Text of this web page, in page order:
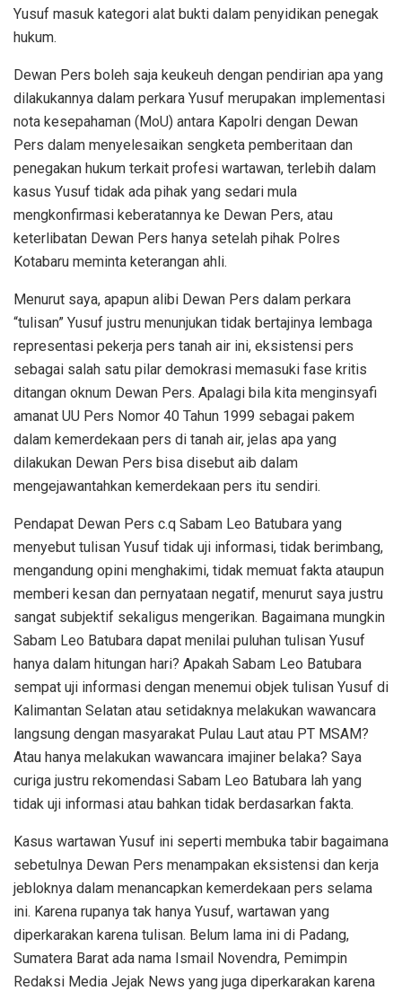
Yusuf masuk kategori alat bukti dalam penyidikan penegak
hukum.
Dewan Pers boleh saja keukeuh dengan pendirian apa yang
dilakukannya dalam perkara Yusuf merupakan implementasi
nota kesepahaman (MoU) antara Kapolri dengan Dewan
Pers dalam menyelesaikan sengketa pemberitaan dan
penegakan hukum terkait profesi wartawan, terlebih dalam
kasus Yusuf tidak ada pihak yang sedari mula
mengkonfirmasi keberatannya ke Dewan Pers, atau
keterlibatan Dewan Pers hanya setelah pihak Polres
Kotabaru meminta keterangan ahli.
Menurut saya, apapun alibi Dewan Pers dalam perkara
“tulisan” Yusuf justru menunjukan tidak bertajinya lembaga
representasi pekerja pers tanah air ini, eksistensi pers
sebagai salah satu pilar demokrasi memasuki fase kritis
ditangan oknum Dewan Pers. Apalagi bila kita menginsyafi
amanat UU Pers Nomor 40 Tahun 1999 sebagai pakem
dalam kemerdekaan pers di tanah air, jelas apa yang
dilakukan Dewan Pers bisa disebut aib dalam
mengejawantahkan kemerdekaan pers itu sendiri.
Pendapat Dewan Pers c.q Sabam Leo Batubara yang
menyebut tulisan Yusuf tidak uji informasi, tidak berimbang,
mengandung opini menghakimi, tidak memuat fakta ataupun
memberi kesan dan pernyataan negatif, menurut saya justru
sangat subjektif sekaligus mengerikan. Bagaimana mungkin
Sabam Leo Batubara dapat menilai puluhan tulisan Yusuf
hanya dalam hitungan hari? Apakah Sabam Leo Batubara
sempat uji informasi dengan menemui objek tulisan Yusuf di
Kalimantan Selatan atau setidaknya melakukan wawancara
langsung dengan masyarakat Pulau Laut atau PT MSAM?
Atau hanya melakukan wawancara imajiner belaka? Saya
curiga justru rekomendasi Sabam Leo Batubara lah yang
tidak uji informasi atau bahkan tidak berdasarkan fakta.
Kasus wartawan Yusuf ini seperti membuka tabir bagaimana
sebetulnya Dewan Pers menampakan eksistensi dan kerja
jebloknya dalam menancapkan kemerdekaan pers selama
ini. Karena rupanya tak hanya Yusuf, wartawan yang
diperkarakan karena tulisan. Belum lama ini di Padang,
Sumatera Barat ada nama Ismail Novendra, Pemimpin
Redaksi Media Jejak News yang juga diperkarakan karena